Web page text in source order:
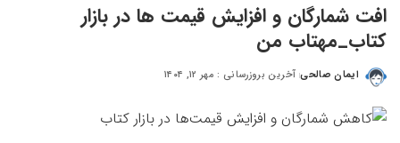
افت شمارگان و افزایش قیمت ها در بازار
کتاب_مهتاب من
ایمان صالحی آخرین بروزرسانی : مهر ۱۲, ۱۴۰۴